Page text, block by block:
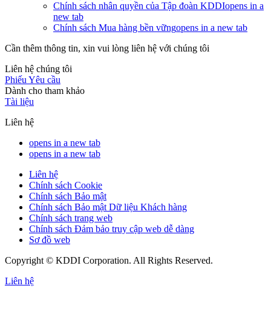
Chính sách nhân quyền của Tập đoàn KDDIopens in a
new tab
Chính sách Mua hàng bền vữngopens in a new tab
Cần thêm thông tin, xin vui lòng liên hệ với chúng tôi
Liên hệ chúng tôi
Phiếu Yêu cầu
Dành cho tham khảo
Tài liệu
Liên hệ
opens in a new tab
opens in a new tab
Liên hệ
Chính sách Cookie
Chính sách Bảo mật
Chính sách Bảo mật Dữ liệu Khách hàng
Chính sách trang web
Chính sách Đảm bảo truy cập web dễ dàng
Sơ đồ web
Copyright © KDDI Corporation. All Rights Reserved.
Liên hệ